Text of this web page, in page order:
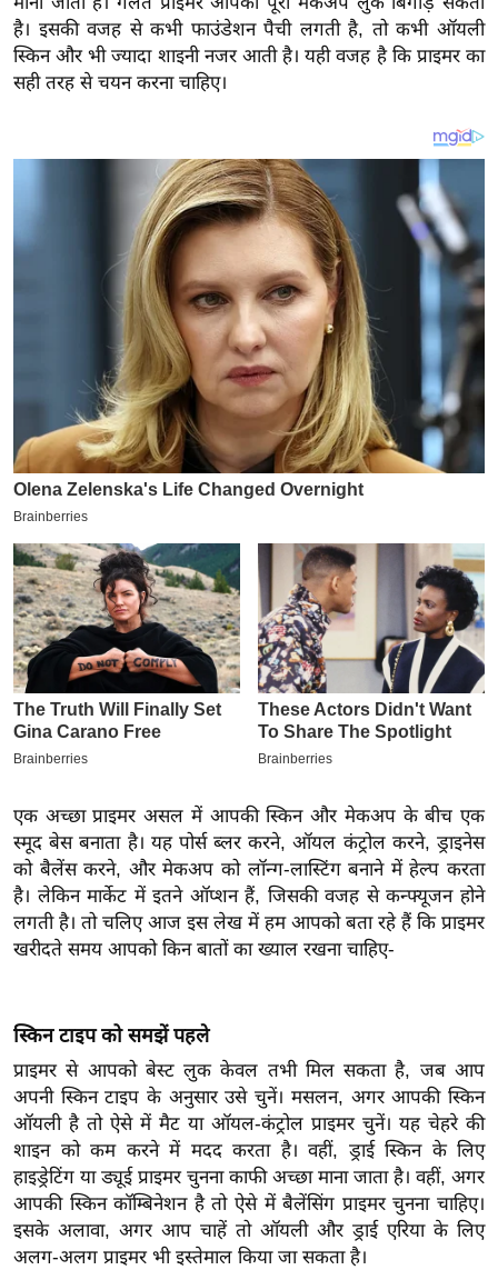
ष
ज्ञ
रा
खे
I
L
2
0
2
6
क्रा
इ
म
ई
-
पे
र
मि
सा
ल
सा
ल
श
ख्सि
य
त
यं
ग
इं
है। इसकी वजह से कभी फाउंडेशन पैची लगती है, तो कभी ऑयली
स्किन और भी ज्यादा शाइनी नजर आती है। यही वजह है कि प्राइमर का
सही तरह से चयन करना चाहिए।
एक अच्छा प्राइमर असल में आपकी स्किन और मेकअप के बीच एक
स्मूद बेस बनाता है। यह पोर्स ब्लर करने, ऑयल कंट्रोल करने, ड्राइनेस
को बैलेंस करने, और मेकअप को लॉन्ग-लास्टिंग बनाने में हेल्प करता
है। लेकिन मार्केट में इतने ऑप्शन हैं, जिसकी वजह से कन्फ्यूजन होने
लगती है। तो चलिए आज इस लेख में हम आपको बता रहे हैं कि प्राइमर
खरीदते समय आपको किन बातों का ख्याल रखना चाहिए-
स्किन टाइप को समझें पहले
प्राइमर से आपको बेस्ट लुक केवल तभी मिल सकता है, जब आप
अपनी स्किन टाइप के अनुसार उसे चुनें। मसलन, अगर आपकी स्किन
ऑयली है तो ऐसे में मैट या ऑयल-कंट्रोल प्राइमर चुनें। यह चेहरे की
शाइन को कम करने में मदद करता है। वहीं, ड्राई स्किन के लिए
हाइड्रेटिंग या ड्यूई प्राइमर चुनना काफी अच्छा माना जाता है। वहीं, अगर
आपकी स्किन कॉम्बिनेशन है तो ऐसे में बैलेंसिंग प्राइमर चुनना चाहिए।
इसके अलावा, अगर आप चाहें तो ऑयली और ड्राई एरिया के लिए
अलग-अलग प्राइमर भी इस्तेमाल किया जा सकता है।